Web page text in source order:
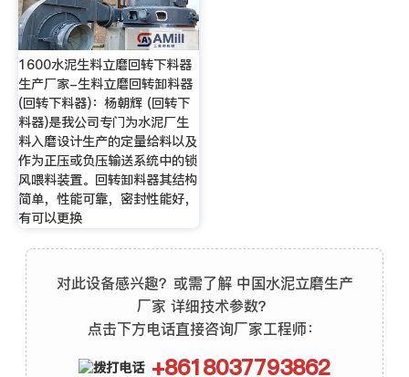
1600水泥生料立磨回转下料器
生产厂家-生料立磨回转卸料器
(回转下料器)：杨朝辉 (回转下
料器)是我公司专门为水泥厂生
料入磨设计生产的定量给料以及
作为正压或负压输送系统中的锁
风喂料装置。回转卸料器其结构
简单，性能可靠，密封性能好，
有可以更换
对此设备感兴趣？或需了解 中国水泥立磨生产
厂家 详细技术参数？
点击下方电话直接咨询厂家工程师：
+8618037793862